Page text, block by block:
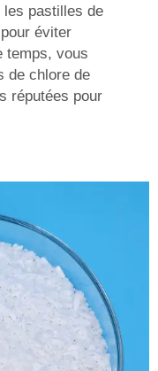
pastilles de
éviter
temps, vous
de chlore de
réputées pour